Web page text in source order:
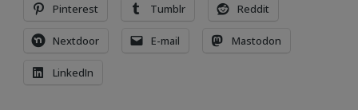
Pinterest Tumblr Reddit
Nextdoor E-mail Mastodon
LinkedIn